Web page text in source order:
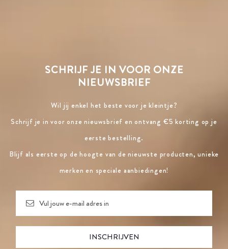
SCHRIJF JE IN VOOR ONZE
NIEUWSBRIEF
Wil jij enkel het beste voor je kleintje?
Schrijf je in voor onze nieuwsbrief en ontvang €5 korting op je
eerste bestelling.
Blijf als eerste op de hoogte van de nieuwste producten, unieke
merken en speciale aanbiedingen!